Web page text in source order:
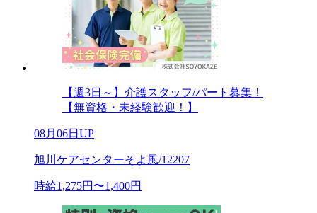
【週3日～】介護スタッフ/パート募集！
【無資格・未経験歓迎！】
08月06日UP
旭川ケアセンターそよ風/12207
時給1,275円〜1,400円